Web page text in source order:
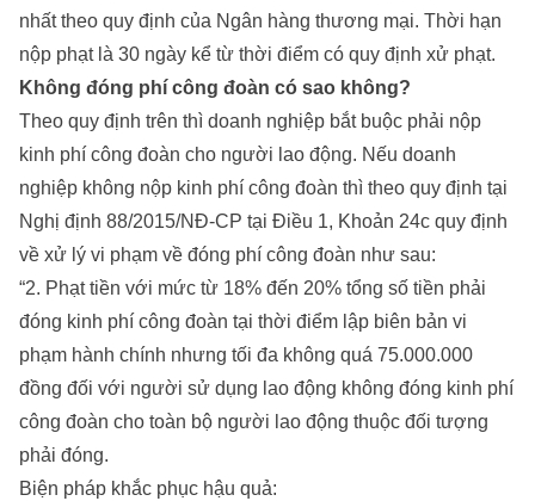
nhất theo quy định của Ngân hàng thương mại. Thời hạn
nộp phạt là 30 ngày kể từ thời điểm có quy định xử phạt.
Không đóng phí công đoàn có sao không?
Theo quy định trên thì doanh nghiệp bắt buộc phải nộp
kinh phí công đoàn cho người lao động. Nếu doanh
nghiệp không nộp kinh phí công đoàn thì theo quy định tại
Nghị định 88/2015/NĐ-CP tại Điều 1, Khoản 24c quy định
về xử lý vi phạm về đóng phí công đoàn như sau:
“2. Phạt tiền với mức từ 18% đến 20% tổng số tiền phải
đóng kinh phí công đoàn tại thời điểm lập biên bản vi
phạm hành chính nhưng tối đa không quá 75.000.000
đồng đối với người sử dụng lao động không đóng kinh phí
công đoàn cho toàn bộ người lao động thuộc đối tượng
phải đóng.
Biện pháp khắc phục hậu quả: